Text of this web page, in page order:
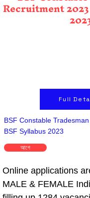
Recruitment
Full
BSF Constable
BSF Syllabus 2023
আগে
Online applications
MALE & FEMALE